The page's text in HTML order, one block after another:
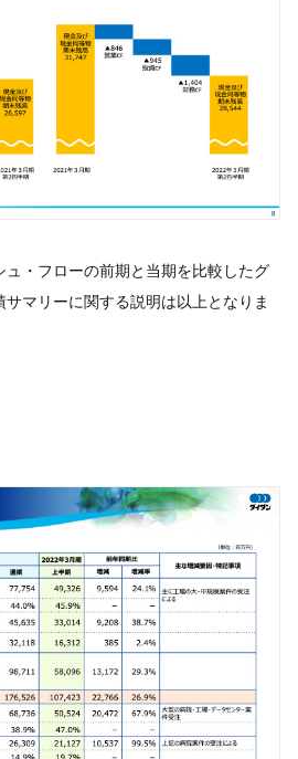
ュ・フローの前期と当期を比較したグ
マリーに関する説明は以上となりま